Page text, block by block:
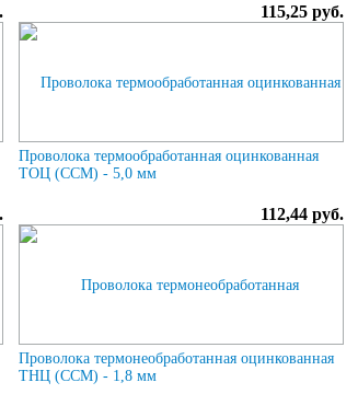
115,25 руб.
Проволока термообработанная оцинкованная
ТОЦ (ССМ) - 5,0 мм
112,44 руб.
Проволока термонеобработанная оцинкованная
ТНЦ (ССМ) - 1,8 мм